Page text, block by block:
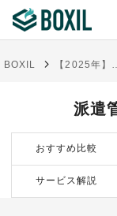
診断から探す(β版)
記事から探す
BOXIL 【2025年】人材派遣管
派遣
おすすめ比較
サービス解説